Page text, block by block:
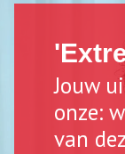
Jouw
onze:
van